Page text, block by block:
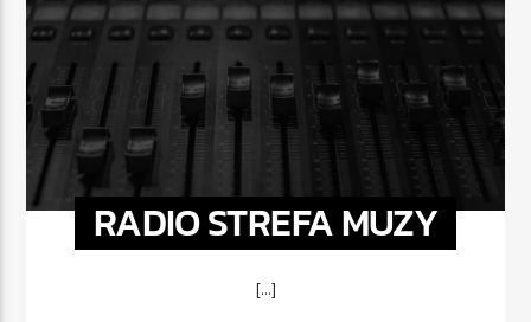
RADIO STREFA MUZY
[...]